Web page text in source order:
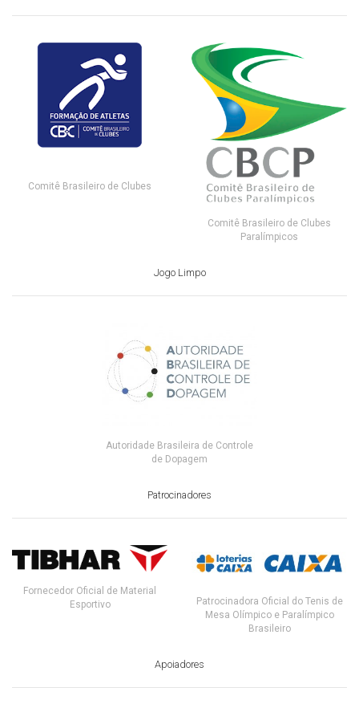
Comitê Brasileiro de Clubes
Comitê Brasileiro de Clubes
Paralímpicos
Jogo Limpo
Autoridade Brasileira de Controle
de Dopagem
Patrocinadores
Fornecedor Oficial de Material
Esportivo
Patrocinadora Oficial do Tenis de
Mesa Olímpico e Paralímpico
Brasileiro
Apoiadores